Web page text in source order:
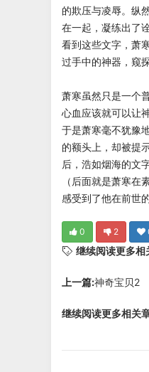
的欺压与凌辱。纵
在一起，凝练出了
看到这些文字，萧
过手中的神器，窥
萧寒虽然只是一个
心血应该就可以让
于是萧寒毫不犹豫
的额头上，却被提
后，浩如烟海的文
（后面就是萧寒
感受到了他在前世
0 2
继续阅读更多相
上一篇:神奇宝贝2
继续阅读更多相关